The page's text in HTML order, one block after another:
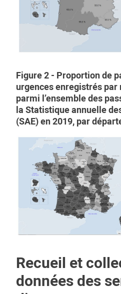
Figure 2 - Proportion de
urgences enregistrés par
parmi l’ensemble des
la Statistique annuelle
(SAE) en 2019, par
Recueil et
données des